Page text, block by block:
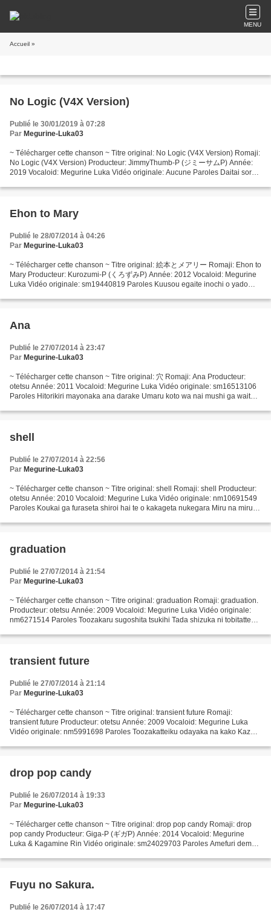
MENU
Accueil »
No Logic (V4X Version)
Publié le 30/01/2019 à 07:28
Par Megurine-Luka03
~ Télécharger cette chanson ~ Titre original: No Logic (V4X Version) Romaji:
No Logic (V4X Version) Producteur: JimmyThumb-P (ジミーサムP) Année:
2019 Vocaloid: Megurine Luka Vidéo originale: Aucune Paroles Daitai sore
Ehon to Mary
Publié le 28/07/2014 à 04:26
Par Megurine-Luka03
~ Télécharger cette chanson ~ Titre original: 絵本とメアリー Romaji: Ehon to
Mary Producteur: Kurozumi-P (くろずみP) Année: 2012 Vocaloid: Megurine
Luka Vidéo originale: sm19440819 Paroles Kuusou egaite inochi o yado
Ana
Publié le 27/07/2014 à 23:47
Par Megurine-Luka03
~ Télécharger cette chanson ~ Titre original: 穴 Romaji: Ana Producteur:
otetsu Année: 2011 Vocaloid: Megurine Luka Vidéo originale: sm16513106
Paroles Hitorikiri mayonaka ana darake Umaru koto wa nai mushi ga waite
shell
Publié le 27/07/2014 à 22:56
Par Megurine-Luka03
~ Télécharger cette chanson ~ Titre original: shell Romaji: shell Producteur:
otetsu Année: 2010 Vocaloid: Megurine Luka Vidéo originale: nm10691549
Paroles Koukai ga furaseta shiroi hai te o kakageta nukegara Miru na miru
graduation
Publié le 27/07/2014 à 21:54
Par Megurine-Luka03
~ Télécharger cette chanson ~ Titre original: graduation Romaji: graduation.
Producteur: otetsu Année: 2009 Vocaloid: Megurine Luka Vidéo originale:
nm6271514 Paroles Toozakaru sugoshita tsukihi Tada shizuka ni tobitatte
transient future
Publié le 27/07/2014 à 21:14
Par Megurine-Luka03
~ Télécharger cette chanson ~ Titre original: transient future Romaji:
transient future Producteur: otetsu Année: 2009 Vocaloid: Megurine Luka
Vidéo originale: nm5991698 Paroles Toozakatteiku odayaka na kako Kaze
drop pop candy
Publié le 26/07/2014 à 19:33
Par Megurine-Luka03
~ Télécharger cette chanson ~ Titre original: drop pop candy Romaji: drop
pop candy Producteur: Giga-P (ギガP) Année: 2014 Vocaloid: Megurine
Luka & Kagamine Rin Vidéo originale: sm24029703 Paroles Amefuri demo
Fuyu no Sakura.
Publié le 26/07/2014 à 17:47